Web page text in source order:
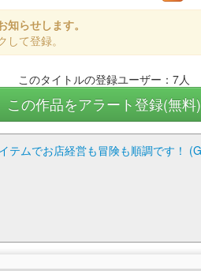
らせします。
て登録。
このタイトルの登録ユーザー：7人
この作品をアラート登録(無料)
ムでお店経営も冒険も順調です！